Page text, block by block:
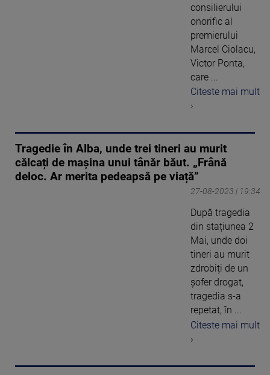
consilierului
onorific al
premierului
Marcel Ciolacu,
Victor Ponta,
care ...
Citeste mai mult
›
Tragedie în Alba, unde trei tineri au murit
călcați de mașina unui tânăr băut. „Frână
deloc. Ar merita pedeapsă pe viață”
27-08-2023 | 19:34
După tragedia
din stațiunea 2
Mai, unde doi
tineri au murit
zdrobiți de un
șofer drogat,
tragedia s-a
repetat, în ...
Citeste mai mult
›